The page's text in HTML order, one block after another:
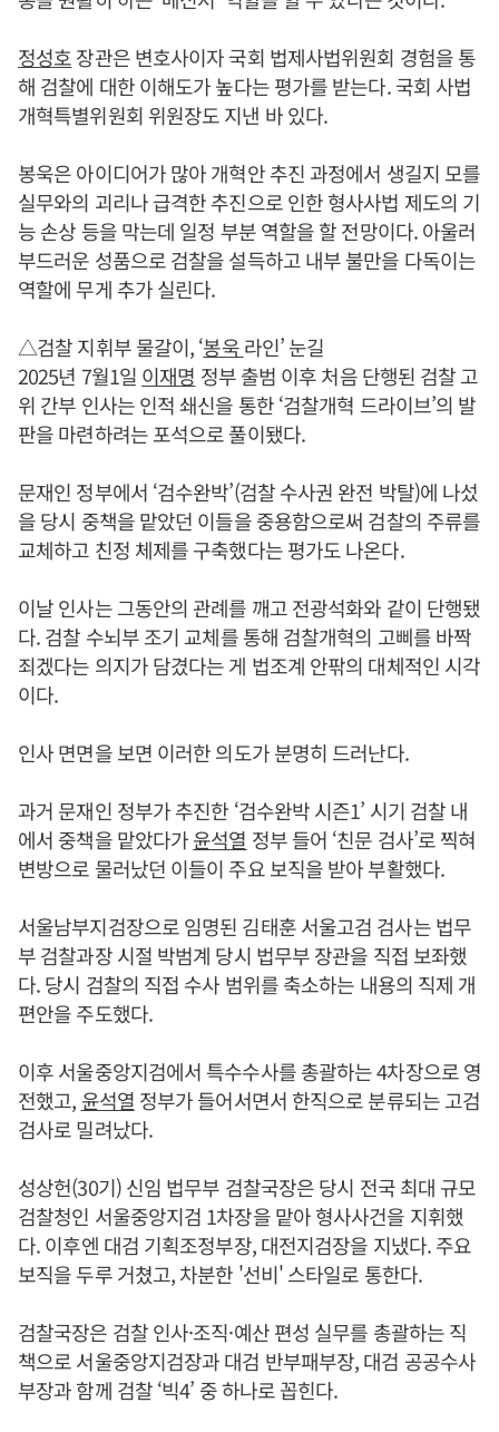
정성호장관은 변호사이자 국회 법제사법위원회 경험을 통
해 검찰에 대한 이해도가 높다는 평가를 받는다. 국회 사법
개혁특별위원회 위원장도 지낸 바 있다.
봉욱은 아이디어가 많아 개혁안 추진 과정에서 생길지 모를
실무와의 괴리나 급격한 추진으로 인한 형사사법 제도의 기
능 손상 등을 막는데 일정 부분 역할을 할 전망이다. 아울러
부드러운 성품으로 검찰을 설득하고 내부 불만을 다독이는
역할에 무게 추가 실린다.
△검찰 지휘부 물갈이, ‘봉욱라인’ 눈길
2025년 7월1일 이재명 정부 출범 이후 처음 단행된 검찰 고
위 간부 인사는 인적 쇄신을 통한 ‘검찰개혁 드라이브’의 발
판을 마련하려는 포석으로 풀이됐다.
문재인 정부에서 ‘검수완박’(검찰 수사권 완전 박탈)에 나섰
을 당시 중책을 맡았던 이들을 중용함으로써 검찰의 주류를
교체하고 친정 체제를 구축했다는 평가도 나온다.
이날 인사는 그동안의 관례를 깨고 전광석화와 같이 단행됐
다. 검찰 수뇌부 조기 교체를 통해 검찰개혁의 고삐를 바짝
죄겠다는 의지가 담겼다는 게 법조계 안팎의 대체적인 시각
이다.
인사 면면을 보면 이러한 의도가 분명히 드러난다.
과거 문재인 정부가 추진한 ‘검수완박 시즌1’ 시기 검찰 내
에서 중책을 맡았다가윤석열 정부 들어 ‘친문 검사’로 찍혀
변방으로 물러났던 이들이 주요 보직을 받아 부활했다.
서울남부지검장으로 임명된 김태훈 서울고검 검사는 법무
부 검찰과장 시절 박범계 당시 법무부 장관을 직접 보좌했
다. 당시 검찰의 직접 수사 범위를 축소하는 내용의 직제 개
편안을 주도했다.
이후 서울중앙지검에서 특수수사를 총괄하는 4차장으로 영
전했고, 윤석열 정부가 들어서면서 한직으로 분류되는 고검
검사로 밀려났다.
성상헌(30기) 신임 법무부 검찰국장은 당시 전국 최대 규모
검찰청인 서울중앙지검 1차장을 맡아 형사사건을 지휘했
다. 이후엔 대검 기획조정부장, 대전지검장을 지냈다. 주요
보직을 두루 거쳤고, 차분한 '선비' 스타일로 통한다.
검찰국장은 검찰 인사·조직·예산 편성 실무를 총괄하는 직
책으로 서울중앙지검장과 대검 반부패부장, 대검 공공수사
부장과 함께 검찰 ‘빅4’ 중 하나로 꼽힌다.